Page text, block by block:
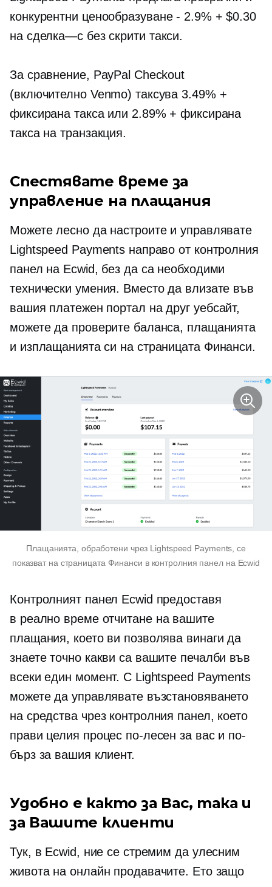
конкурентни ценообразуване - 2.9% + $0.30
на сделка—сбез скрити такси.
За сравнение, PayPal Checkout
(включително Venmo) таксува 3.49% +
фиксирана такса или 2.89% + фиксирана
такса на транзакция.
Спестявате време за
управление на плащания
Можете лесно да настроите и управлявате
Lightspeed Payments направо от контролния
панел на Ecwid, без да са необходими
технически умения. Вместо да влизате във
вашия платежен портал на друг уебсайт,
можете да проверите баланса, плащанията
и изплащанията си на страницата Финанси.
Плащанията, обработени чрез Lightspeed Payments, се
показват на страницата Финанси в контролния панел на Ecwid
Контролният панел Ecwid предоставя
в реално времеотчитане на вашите
плащания, което ви позволява винаги да
знаете точно какви са вашите печалби във
всеки един момент. С Lightspeed Payments
можете да управлявате възстановяването
на средства чрез контролния панел, което
прави целия процес по-лесен за вас и по-
бърз за вашия клиент.
Удобно е както за Вас, така и
за Вашите клиенти
Тук, в Ecwid, ние се стремим да улесним
живота на онлайн продавачите. Ето защо